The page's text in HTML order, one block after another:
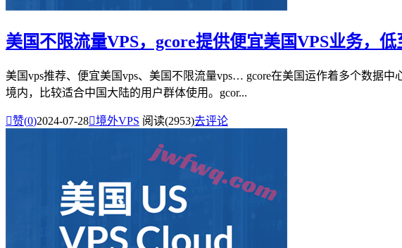
美国不限流量VPS，gcore提供便宜美国VPS业务，
美国vps推荐、便宜美国vps、美国不限流量vps… gcore在美国运作着多个数据
境内，比较适合中国大陆的用户群体使用。gcor...
赞(0)2024-07-28境外VPS 阅读(2953)去评论